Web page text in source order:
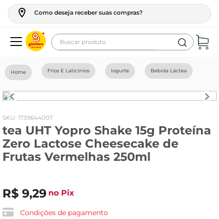
Como deseja receber suas compras?
Buscar produto
Frios E Laticínios Iogurte Bebida Láctea
: 1739644007
tea UHT Yopro Shake 15g Proteína
Zero Lactose Cheesecake de
Frutas Vermelhas 250ml
R$ 9,29 no Pix
Condições de pagamento
geladeira
fogao
café
cerveja
vinho
celular